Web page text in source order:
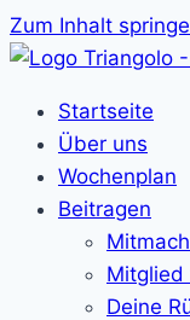
Zum Inhalt
Startseite
Über uns
Wochenplan
Beitragen
Mitglied
Deine